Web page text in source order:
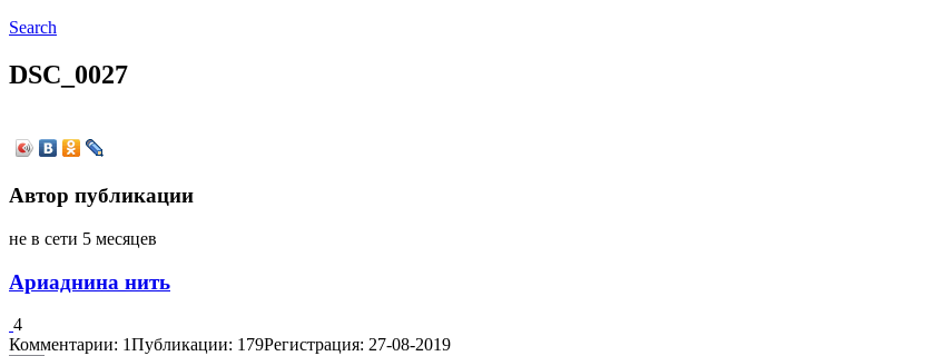
Search
DSC_0027
Автор публикации
не в сети 5 месяцев
Ариаднина нить
4
Комментарии: 1Публикации: 179Регистрация: 27-08-2019